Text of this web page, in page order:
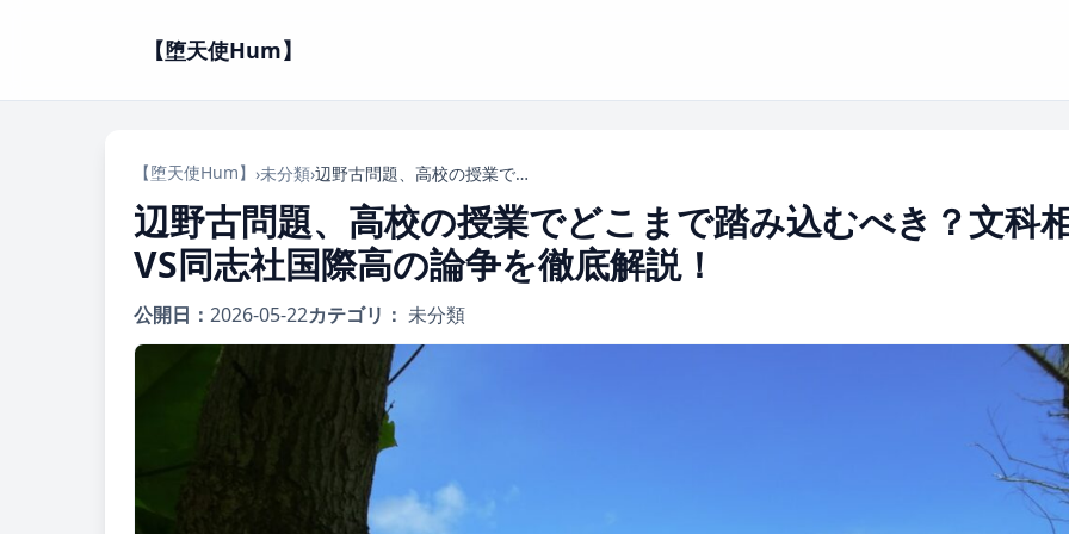
【堕天使Hum】
【堕天使Hum】 ›未分類› 辺野古問題、高校の授業でどこまで踏み込むべき？文科相VS同志社国際高の論争を徹底解説！
辺野古問題、高校の授業でどこまで踏み込むべき？文科
VS同志社国際高の論争を徹底解説！
公開日： 2026-05-22カテゴリ： 未分類